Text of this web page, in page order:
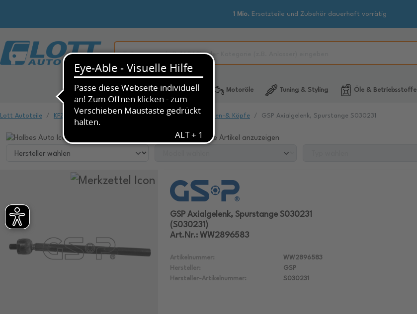
1 Mio.Ersatzteile und Zubehör dauerhaft vorrätig
Alle Kategorien KFZ-Ersatzteile Motoröle Tuning & Styling Öle & Betriebsstoffe
Lott Autoteile KFZ-Ersatzteile Fahrwerk & Federung Spurstangen-& Köpfe GSP Axialgelenk, Spurstange S030231
Wählen Sie ihr Fahrzeug, um dazu passende Artikel anzuzeigen
GSP Axialgelenk, Spurstange S030231
(S030231)
Art.Nr.: WW2896583
Artikelnummer:
WW2896583
Hersteller:
GSP
Hersteller-Artikelnummer:
S030231